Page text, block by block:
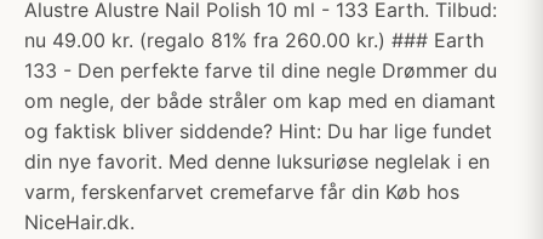
Alustre Alustre Nail Polish 10 ml - 133 Earth. Tilbud:
nu 49.00 kr. (regalo 81% fra 260.00 kr.) ### Earth
133 - Den perfekte farve til dine negle Drømmer du
om negle, der både stråler om kap med en diamant
og faktisk bliver siddende? Hint: Du har lige fundet
din nye favorit. Med denne luksuriøse neglelak i en
varm, ferskenfarvet cremefarve får din Køb hos
NiceHair.dk.